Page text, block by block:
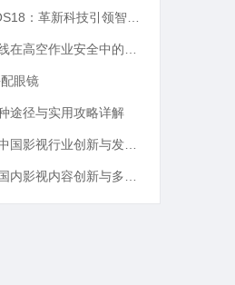
眼镜
途径与实用攻略详解